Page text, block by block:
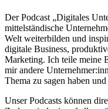
Der Podcast „Digitales
mittelständische
Welt weiterbilden und
digitale Business,
Marketing. Ich teile meine
mir andere
Thema zu sagen haben
Unser Podcasts können